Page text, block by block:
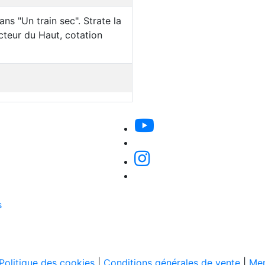
"Un train sec". Strate la
du Haut, cotation